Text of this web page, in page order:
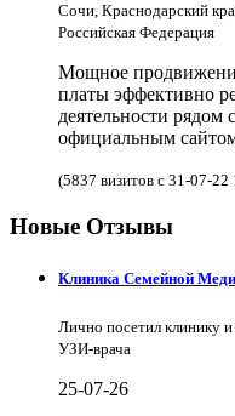
Сочи, Краснодарский
Российская Федерация
Мощное
платы эффективно
деятельности
официальным
(5837 визитов с 31-07-22
Новые Отзывы
Клиника Семейной
Лично посетил клинику
УЗИ-врача
25-07-26